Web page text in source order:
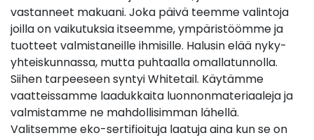
vastanneet makuani. Joka päivä teemme valintoja
joilla on vaikutuksia itseemme, ympäristöömme ja
tuotteet valmistaneille ihmisille. Halusin elää nyky-
yhteiskunnassa, mutta puhtaalla omallatunnolla.
Siihen tarpeeseen syntyi Whitetail. Käytämme
vaatteissamme laadukkaita luonnonmateriaaleja ja
valmistamme ne mahdollisimman lähellä.
Valitsemme eko-sertifioituja laatuja aina kun se on